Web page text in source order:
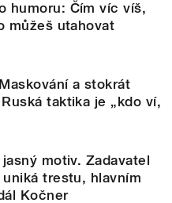
humoru: Čím víc víš,
můžeš utahovat
a stokrát
taktika je „kdo ví,
motiv. Zadavatel
trestu, hlavním
Kočner